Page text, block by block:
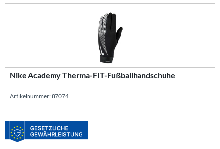
Nike Academy Therma-FIT-Fußballhandschuhe
Artikelnummer: 87074